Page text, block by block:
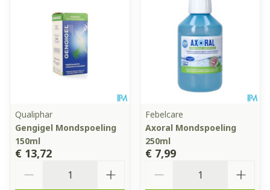
Qualiphar
Gengigel Mondspoeling
150ml
€ 13,72
Febelcare
Axoral Mondspoeling
250ml
€ 7,99